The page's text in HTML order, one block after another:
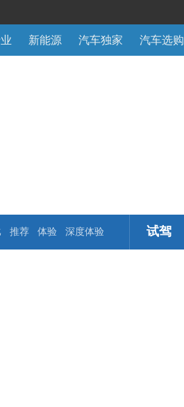
新能源 汽车独家 汽车选购
推荐 体验 深度体验 试驾